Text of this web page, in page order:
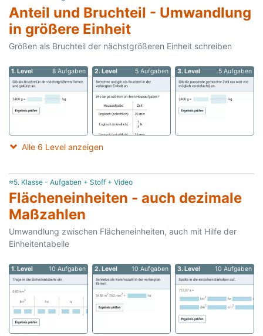
Anteil und Bruchteil - Umwandlung
in größere Einheit
Größen als Bruchteil der nächstgrößeren Einheit schreiben
1. Level 8 Aufgaben 2. Level 5 Aufgaben 3. Level 5 Aufgaben
Alle 6 Level anzeigen
≈5. Klasse - Aufgaben + Stoff + Video
Flächeneinheiten - auch dezimale
Maßzahlen
Umwandlung zwischen Flächeneinheiten, auch mit Hilfe der
Einheitentabelle
1. Level 10 Aufgaben 2. Level 10 Aufgaben 3. Level 10 Aufgaben